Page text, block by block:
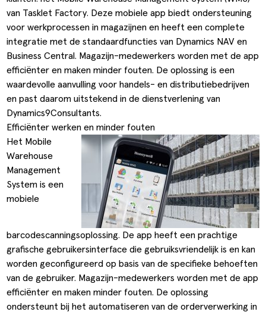
Workflow
Voorraad management &
Documenten aanpassen
Downloads
Klantcases
Business Central Trainingen
aanpak
klanten
team
bij SucceedIT
partners
doelen
van Tasklet Factory. Deze mobiele app biedt ondersteuning
voor werkprocessen in magazijnen en heeft een complete
integratie met de standaardfuncties van Dynamics NAV en
Business Central. Magazijn-medewerkers worden met de app
efficiënter en maken minder fouten. De oplossing is een
waardevolle aanvulling voor handels- en distributiebedrijven
en past daarom uitstekend in de dienstverlening van
Dynamics9Consultants.
Efficiënter werken en minder fouten
Het Mobile
Warehouse
Management
System is een
mobiele
barcodescanningsoplossing. De app heeft een prachtige
grafische gebruikersinterface die gebruiksvriendelijk is en kan
worden geconfigureerd op basis van de specifieke behoeften
van de gebruiker. Magazijn-medewerkers worden met de app
efficiënter en maken minder fouten. De oplossing
ondersteunt bij het automatiseren van de orderverwerking in